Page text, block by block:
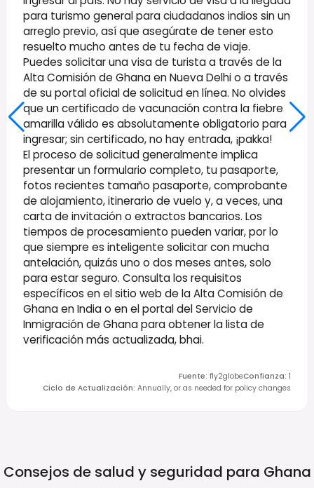
para turismo general para ciudadanos indios sin un
arreglo previo, así que asegúrate de tener esto
resuelto mucho antes de tu fecha de viaje.
Puedes solicitar una visa de turista a través de la
Alta Comisión de Ghana en Nueva Delhi o a través
de su portal oficial de solicitud en línea. No olvides
que un certificado de vacunación contra la fiebre
amarilla válido es absolutamente obligatorio para
ingresar; sin certificado, no hay entrada, ¡pakka!
El proceso de solicitud generalmente implica
presentar un formulario completo, tu pasaporte,
fotos recientes tamaño pasaporte, comprobante
de alojamiento, itinerario de vuelo y, a veces, una
carta de invitación o extractos bancarios. Los
tiempos de procesamiento pueden variar, por lo
que siempre es inteligente solicitar con mucha
antelación, quizás uno o dos meses antes, solo
para estar seguro. Consulta los requisitos
específicos en el sitio web de la Alta Comisión de
Ghana en India o en el portal del Servicio de
Inmigración de Ghana para obtener la lista de
verificación más actualizada, bhai.
Fuente: fly2globeConfianza: 1
Ciclo de Actualización: Annually, or as needed for policy changes
Consejos de salud y seguridad para Ghana